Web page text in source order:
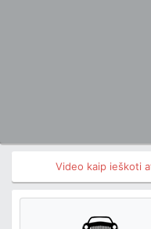
Video kaip ieškoti